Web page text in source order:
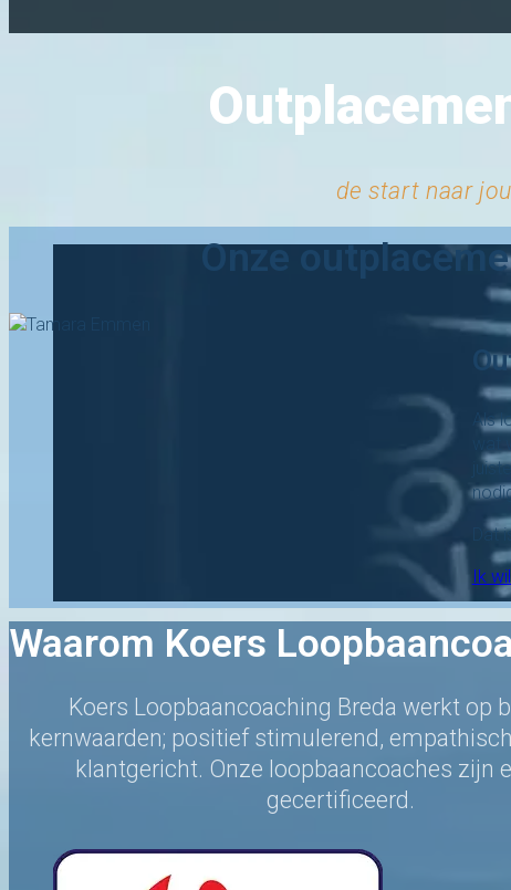
de start naar
Onze
Als
Ik
Waarom Koers
Koers Loopbaancoaching Breda werkt op
kernwaarden; positief stimulerend,
klantgericht. Onze loopbaancoaches zijn
gecertificeerd.